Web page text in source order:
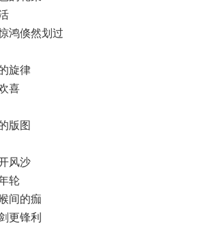
鸿倏然划过
旋律
喜
版图
风沙
轮
间的痂
更锋利